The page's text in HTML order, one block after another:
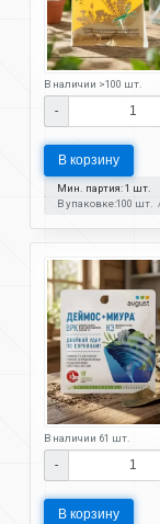
В наличии >100 шт.
-
В корзину
Мин. партия: 1 шт.
В упаковке:100 шт.
В наличии 61 шт.
-
В корзину